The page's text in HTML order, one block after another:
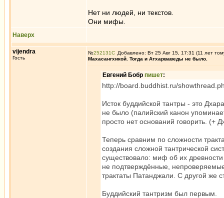
Нет ни людей, ни текстов.
Они мифы.
Наверх
vijendra
Гость
№252131
Добавлено: Вт 25 Авг 15, 17:31 (11 лет
Махасангхикой. Тогда и Атхарваведы не было.
Евгений Бобр пишет:
http://board.buddhist.ru/
Исток буддийской тантры - это
не было (палийский канон
просто нет оснований говорить. (+
Теперь сравним по сложности
создания сложной тантрической
существовало: миф об их древности
не подтверждённые,
трактаты Патанджали. С другой же
Буддийский тантризм был первым.